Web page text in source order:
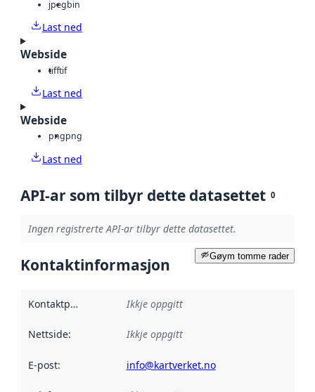
jpegbin
Last ned
Webside
tifftif
Last ned
Webside
pngpng
Last ned
API-ar som tilbyr dette datasettet 0
Ingen registrerte API-ar tilbyr dette datasettet.
Gøym tomme rader
Kontaktinformasjon
Kontaktpunkt Ikkje oppgitt
Nettside: Ikkje oppgitt
E-post: info@kartverket.no